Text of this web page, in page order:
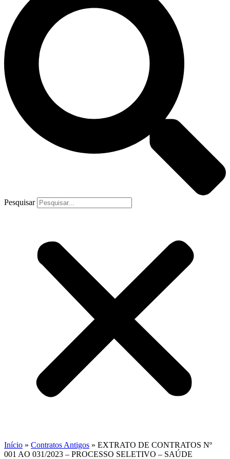
Pesquisar
Início » Contratos Antigos » EXTRATO DE CONTRATOS Nº
001 AO 031/2023 – PROCESSO SELETIVO – SAÚDE